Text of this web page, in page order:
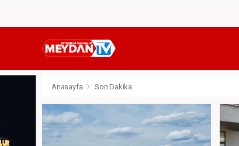
Anasayfa Son Dakika